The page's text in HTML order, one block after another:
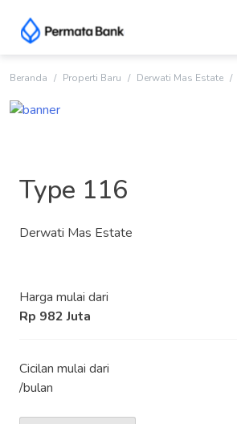
content
Beranda Properti Baru Derwati Mas Estate
Type 116
Derwati Mas Estate
Harga mulai dari
Rp 982 Juta
Cicilan mulai dari
/bulan